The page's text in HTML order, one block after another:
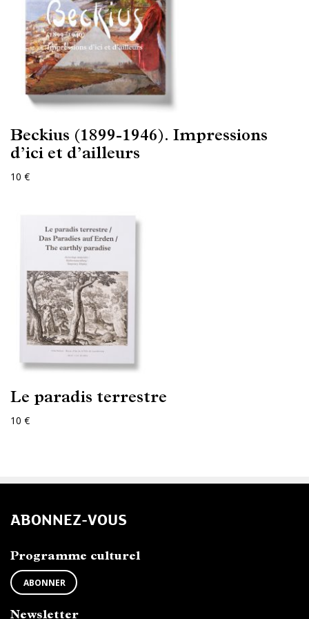
Beckius (1899-1946). Impressions
d’ici et d’ailleurs
10 €
Le paradis terrestre
10 €
ABONNEZ-VOUS
Programme culturel
ABONNER
Newsletter